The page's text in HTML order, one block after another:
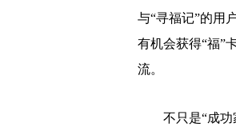
与“寻福记”的用
有机会获得“福”
流。
不只是“成功家